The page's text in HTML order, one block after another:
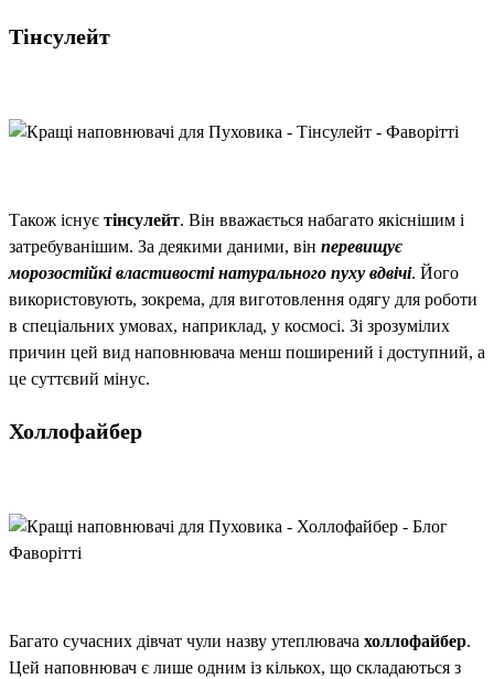
Тінсулейт
Також існує тінсулейт. Він вважається набагато якіснішим і
затребуванішим. За деякими даними, він перевищує
морозостійкі властивості натурального пуху вдвічі. Його
використовують, зокрема, для виготовлення одягу для роботи
в спеціальних умовах, наприклад, у космосі. Зі зрозумілих
причин цей вид наповнювача менш поширений і доступний, а
це суттєвий мінус.
Холлофайбер
Багато сучасних дівчат чули назву утеплювача холлофайбер.
Цей наповнювач є лише одним із кількох, що складаються з